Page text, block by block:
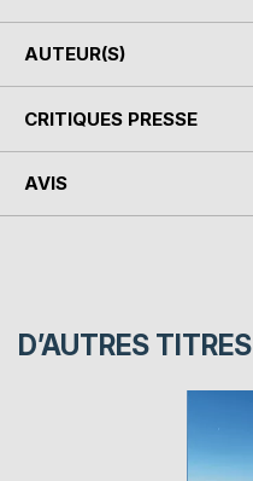
AUTEUR(S)
CRITIQUES PRESSE
AVIS
D’AUTRES